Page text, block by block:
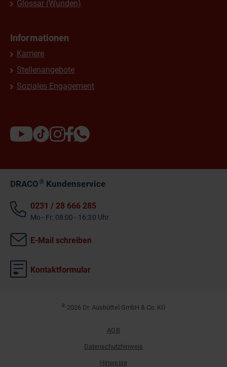
Glossar (Wunden)
Informationen
Karriere
Stellenangebote
Soziales Engagement
DRACO®Kundenservice
0231 / 28 666 285
Mo - Fr: 08:00 - 16:30 Uhr
E-Mail schreiben
Kontaktformular
© 2026 Dr. Ausbüttel GmbH & Co. KG
AGB
Datenschutzhinweis
Hinweise